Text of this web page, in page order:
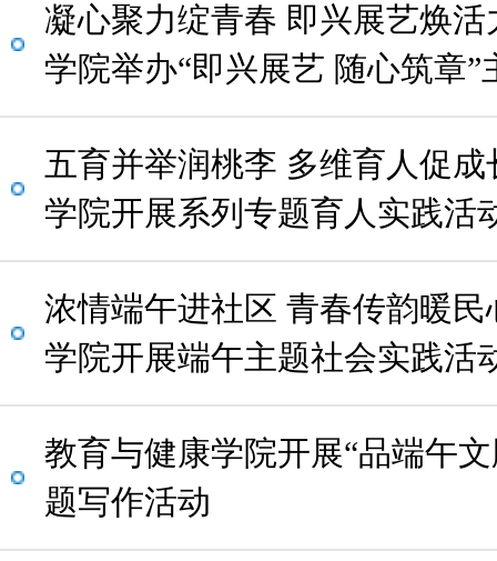
凝心聚力绽青春 即兴展艺焕
学院举办“即兴展艺 随心筑章”
五育并举润桃李 多维育人促
学院开展系列专题育人实践活
浓情端午进社区 青春传韵暖
学院开展端午主题社会实践活
教育与健康学院开展“品端午
题写作活动